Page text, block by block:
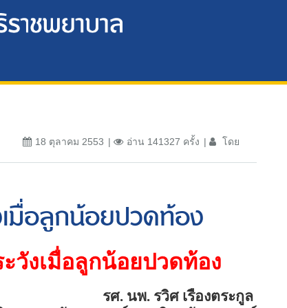
18 ตุลาคม 2553 อ่าน 141327 ครั้ง โดย
เมื่อลูกน้อยปวดท้อง
วังเมื่อลูกน้อยปวดท้อง
รศ. นพ. รวิศ เรืองตระกูล